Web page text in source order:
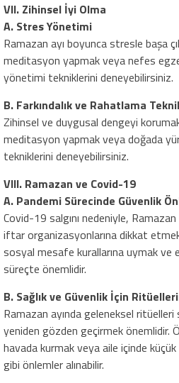
VII. Zihinsel İyi Olma
A. Stres Yönetimi
Ramazan ayı boyunca stresle başa
meditasyon yapmak veya nefes
yönetimi tekniklerini deneyebilirsiniz.
B. Farkındalık ve Rahatlama
Zihinsel ve duygusal dengeyi
meditasyon yapmak veya doğada
tekniklerini deneyebilirsiniz.
VIII. Ramazan ve Covid-19
A. Pandemi Sürecinde Güvenlik
Covid-19 salgını nedeniyle,
iftar organizasyonlarına dikkat
sosyal mesafe kurallarına uymak ve
süreçte önemlidir.
B. Sağlık ve Güvenlik İçin
Ramazan ayında geleneksel ritüelleri
yeniden gözden geçirmek önemlidir.
havada kurmak veya aile içinde
gibi önlemler alınabilir.